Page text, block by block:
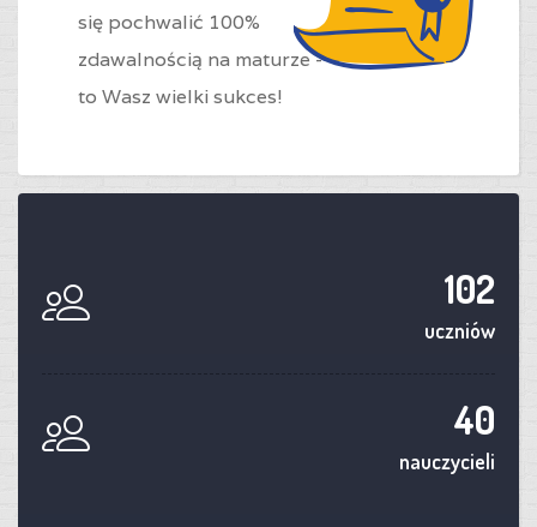
się pochwalić 100%
zdawalnością na maturze -
to Wasz wielki sukces!
102
uczniów
40
nauczycieli